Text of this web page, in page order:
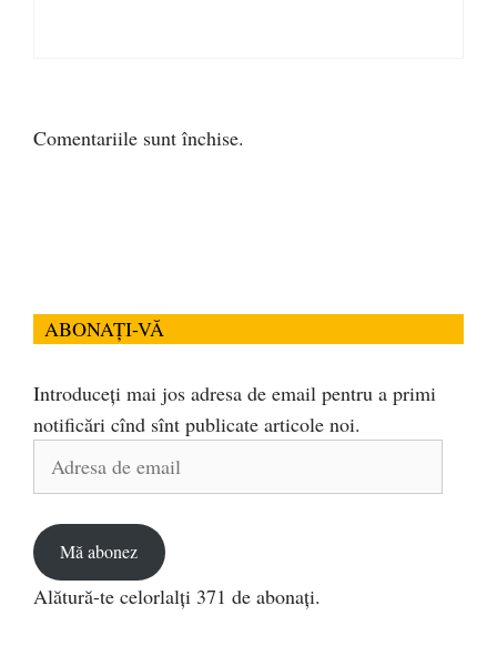
Comentariile sunt închise.
ABONAȚI-VĂ
Introduceți mai jos adresa de email pentru a primi
notificări cînd sînt publicate articole noi.
Mă abonez
Alătură-te celorlalți 371 de abonați.